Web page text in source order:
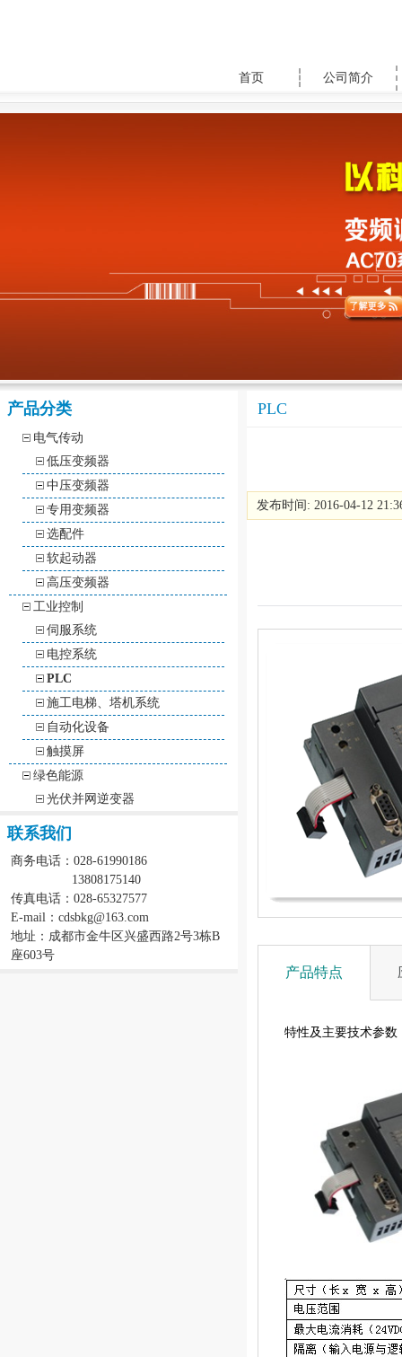
首页 公司简介
产品分类
电气传动
低压变频器
中压变频器
专用变频器
选配件
软起动器
高压变频器
工业控制
伺服系统
电控系统
PLC
施工电梯、塔机系统
自动化设备
触摸屏
绿色能源
光伏并网逆变器
联系我们
商务电话：028-61990186
13808175140
传真电话：028-65327577
E-mail：cdsbkg@163.com
地址：成都市金牛区兴盛西路2号3栋B
座603号
PLC
发布时间: 2016-04-12
产品特点
特性及主要技术参数